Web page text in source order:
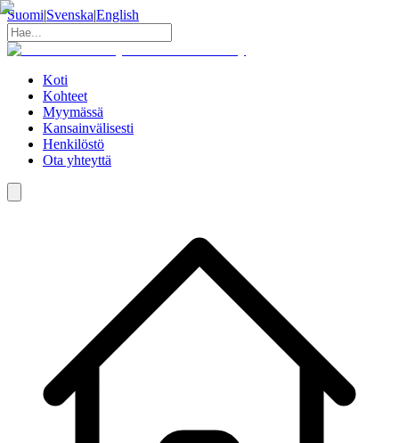
Suomi|Svenska|English
Koti
Kohteet
Myymässä
Kansainvälisesti
Henkilöstö
Ota yhteyttä